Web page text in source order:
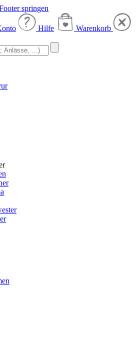
springen
Hilfe
Warenkorb